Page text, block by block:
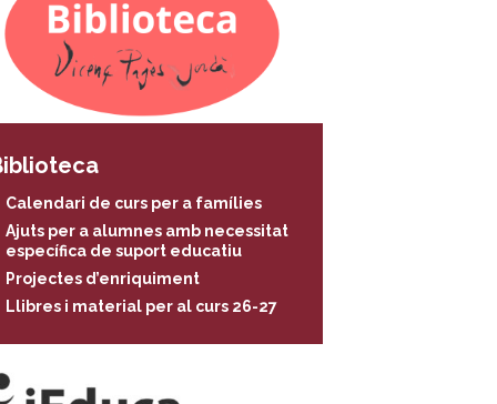
Calendari de curs per a famílies
Ajuts per a alumnes amb necessitat
específica de suport educatiu
Projectes d’enriquiment
Llibres i material per al curs 26-27